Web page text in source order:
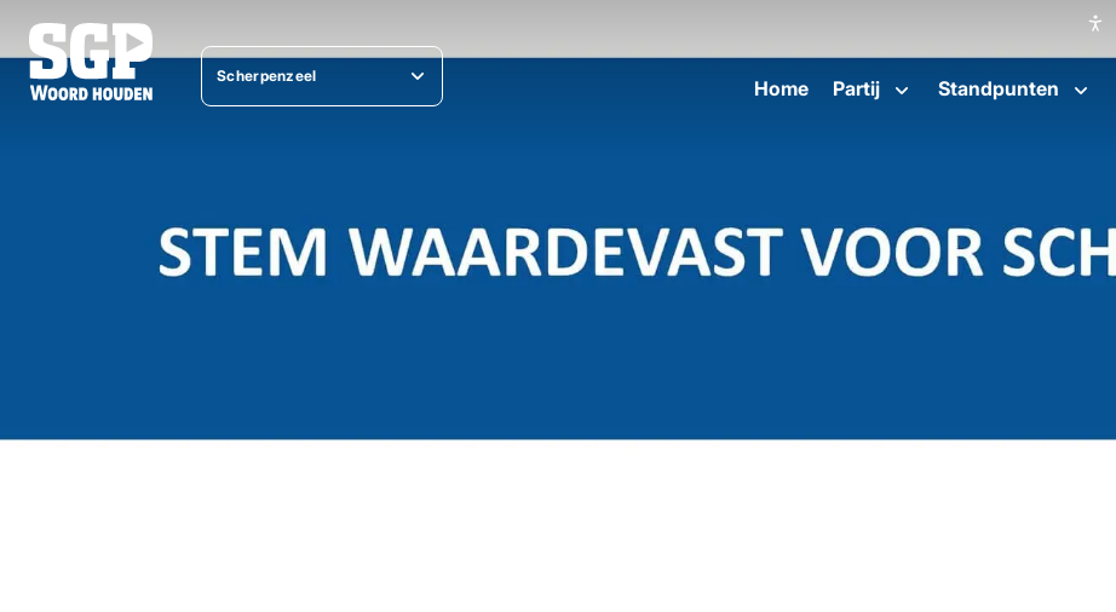
Scherpenzeel
Home Partij Standpunten